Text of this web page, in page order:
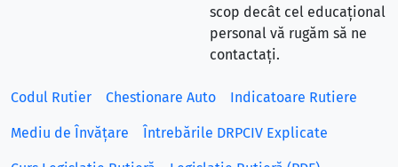
scop decât cel educațional
personal vă rugăm să ne
contactați.
Codul Rutier Chestionare Auto Indicatoare Rutiere
Mediu de Învățare Întrebările DRPCIV Explicate